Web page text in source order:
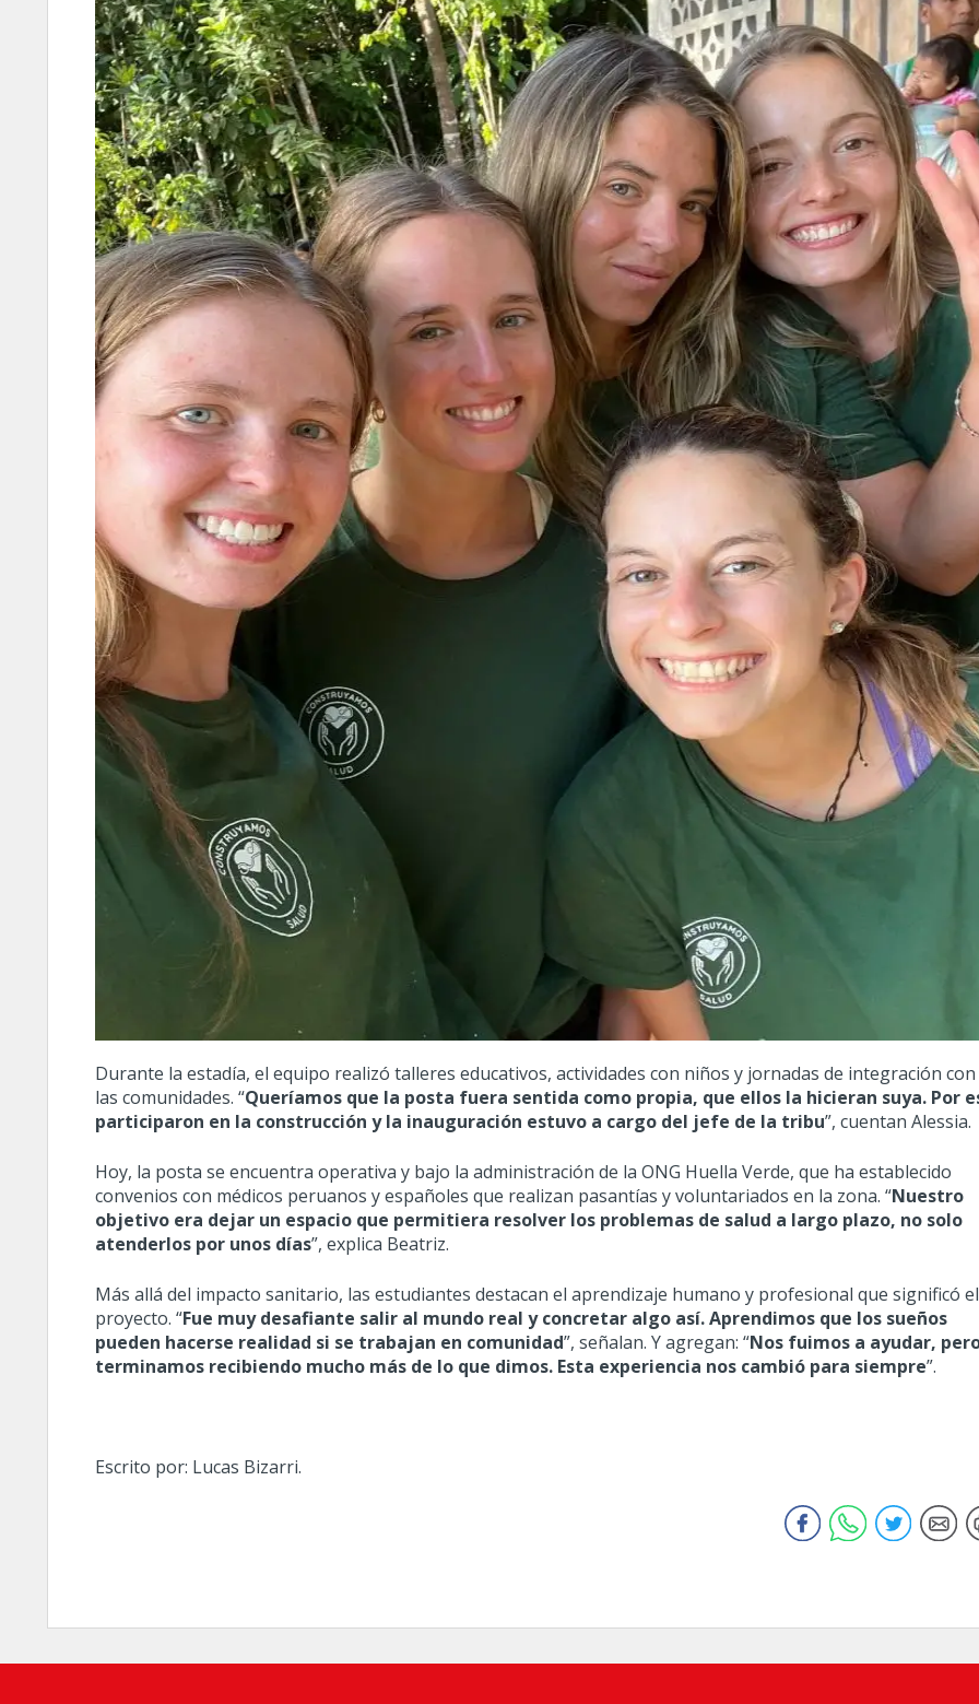
Durante la estadía, el equipo realizó talleres educativos, actividades con niños y jornadas de integración con
las comunidades. “Queríamos que la posta fuera sentida como propia, que ellos la hicieran suya. Por
participaron en la construcción y la inauguración estuvo a cargo del jefe de la tribu”, cuentan Alessia.
Hoy, la posta se encuentra operativa y bajo la administración de la ONG Huella Verde, que ha establecido
convenios con médicos peruanos y españoles que realizan pasantías y voluntariados en la zona. “Nuestro
objetivo era dejar un espacio que permitiera resolver los problemas de salud a largo plazo, no solo
atenderlos por unos días”, explica Beatriz.
Más allá del impacto sanitario, las estudiantes destacan el aprendizaje humano y profesional que significó el
proyecto. “Fue muy desafiante salir al mundo real y concretar algo así. Aprendimos que los sueños
pueden hacerse realidad si se trabajan en comunidad”, señalan. Y agregan: “Nos fuimos a ayudar,
terminamos recibiendo mucho más de lo que dimos. Esta experiencia nos cambió para siempre”.
Escrito por: Lucas Bizarri.